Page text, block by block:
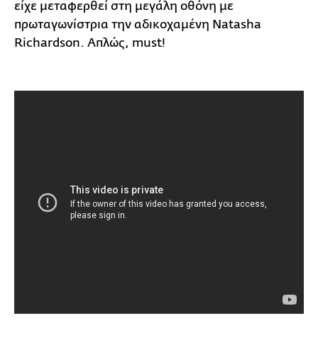
είχε μεταφερθεί στη μεγάλη οθόνη με
πρωταγωνίστρια την αδικοχαμένη Natasha
Richardson. Απλώς, must!